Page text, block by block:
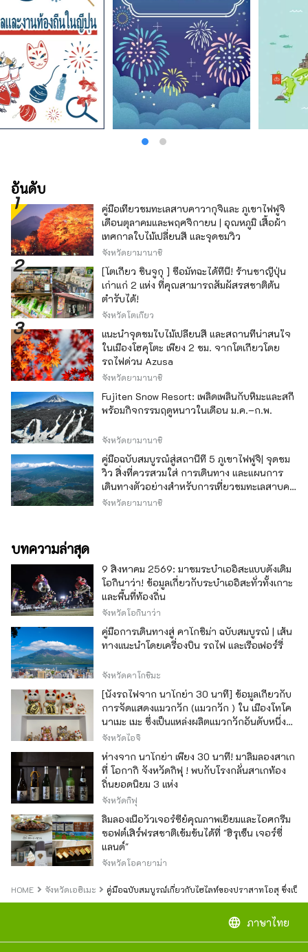
อันดับ
คู่มือเที่ยวชมทะเลสาบคาวากุจิและ ภูเขาไฟฟูจิ
เดือนตุลาคมและพฤศจิกายน | อุณหภูมิ เสื้อผ้า
เทศกาลใบไม้เปลี่ยนสี และจุดชมวิว
จังหวัดยามานาชิ
[โตเกียว ชินจูกุ ] ซื้อมัทฉะได้ที่นี่! ร้านชาญี่ปุ่น
เก่าแก่ 2 แห่ง ที่คุณสามารถสัมผัสรสชาติต้น
ตำรับได้!
จังหวัดโตเกียว
แนะนำจุดชมใบไม้เปลี่ยนสี และสถานที่น่าสนใจ
ในเมืองโฮคุโตะ เพียง 2 ชม. จากโตเกียวโดย
รถไฟด่วน Azusa
จังหวัดยามานาชิ
Fujiten Snow Resort: เพลิดเพลินกับหิมะและสกี
พร้อมกิจกรรมฤดูหนาวในเดือน ม.ค.–ก.พ.
จังหวัดยามานาชิ
คู่มือฉบับสมบูรณ์สู่สถานีที่ 5 ภูเขาไฟฟูจิ| จุดชม
วิว สิ่งที่ควรสวมใส่ การเดินทาง และแผนการ
เดินทางตัวอย่างสำหรับการเที่ยวชมทะเลสาบคา
วากุจิ
จังหวัดยามานาชิ
บทความล่าสุด
9 สิงหาคม 2569: มาชมระบำเออิสะแบบดั้งเดิม
โอกินาว่า! ข้อมูลเกี่ยวกับระบำเออิสะทั่วทั้งเกาะ
และพื้นที่ท้องถิ่น
จังหวัดโอกินาว่า
คู่มือการเดินทางสู่ คาโกชิม่า ฉบับสมบูรณ์ | เส้น
ทางแนะนำโดยเครื่องบิน รถไฟ และเรือเฟอร์รี่
จังหวัดคาโกชิมะ
[นั่งรถไฟจาก นาโกย่า 30 นาที] ข้อมูลเกี่ยวกับ
การจัดแสดงแมวกวัก (แมวกวัก ) ใน เมืองโทโค
นาเมะ เมะ ซึ่งเป็นแหล่งผลิตแมวกวักอันดับหนึ่ง
ของญี่ปุ่น
จังหวัดไอจิ
ห่างจาก นาโกย่า เพียง 30 นาที! มาลิ้มลองสาเก
ที่ โอกากิ จังหวัดกิฟุ ! พบกับโรงกลั่นสาเกท้อง
ถิ่นยอดนิยม 3 แห่ง
จังหวัดกิฟุ
ลิ้มลองเนื้อวัวเจอร์ซีย์คุณภาพเยี่ยมและไอศกรีม
ซอฟต์เสิร์ฟรสชาติเข้มข้นได้ที่ "ฮิรุเซ็น เจอร์ซี่
แลนด์"
จังหวัดโอคายาม่า
HOME จังหวัดเอฮิเมะ คู่มือฉบับสมบูรณ์เกี่ยวกับไฮไลท์ของปราสาทโอสุ ซึ่งเป็
language ภาษาไทย